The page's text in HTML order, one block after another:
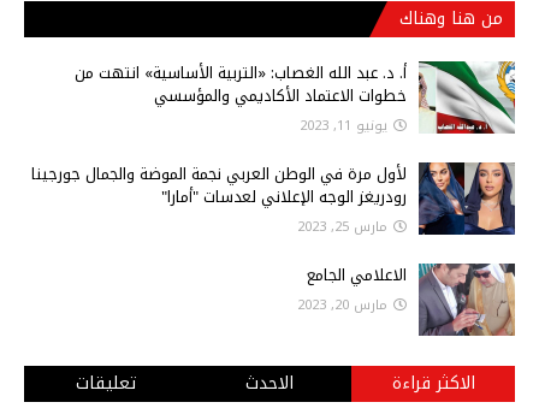
من هنا وهناك
أ‌. د. عبد الله الغصاب: «التربية الأساسية» انتهت من
خطوات الاعتماد الأكاديمي والمؤسسي
يونيو 11, 2023
لأول مرة في الوطن العربي نجمة الموضة والجمال جورجينا
رودريغز الوجه الإعلاني لعدسات "أمارا"
مارس 25, 2023
الاعلامي الجامع
مارس 20, 2023
الاكثر قراءة الاحدث تعليقات